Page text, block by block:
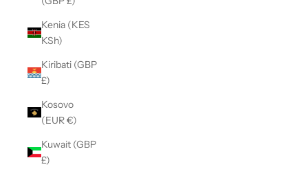
Kenia (KES
KSh)
Kiribati (GBP
£)
Kosovo
(EUR €)
Kuwait (GBP
£)